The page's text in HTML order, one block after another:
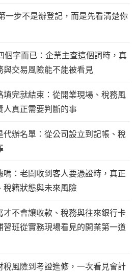
一步不是辦登記，而是先看清楚你
個字而已：企業主查這個詞時，真
交易風險能不能被看見
完就結束：從開業現場、稅務風
人真正需要判斷的事
辦名單：從公司設立到記帳、稅
：老闆收到客人要憑證時，真正
稅籍狀態與未來風險
不會讓收款、稅務與往來銀行卡
班從實務現場看見的開業第一道
風險到考證進修，一次看見會計